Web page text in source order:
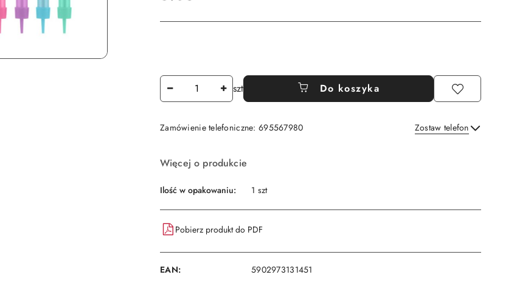
Ilość szt Do koszyka
Zamówienie telefoniczne: 695567980 Zostaw telefon
Dostępność
i
dostawa
Więcej o produkcie
Ilość w opakowaniu: 1 szt
Pobierz produkt do PDF
EAN: 5902973131451